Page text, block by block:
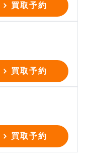
買取予約
買取予約
買取予約